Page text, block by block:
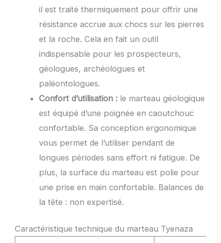
il est traité thermiquement pour offrir une
résistance accrue aux chocs sur les pierres
et la roche. Cela en fait un outil
indispensable pour les prospecteurs,
géologues, archéologues et
paléontologues.
Confort d’utilisation : le marteau géologique
est équipé d’une poignée en caoutchouc
confortable. Sa conception ergonomique
vous permet de l’utiliser pendant de
longues périodes sans effort ni fatigue. De
plus, la surface du marteau est polie pour
une prise en main confortable. Balances de
la tête : non expertisé.
Caractéristique technique du marteau Tyenaza